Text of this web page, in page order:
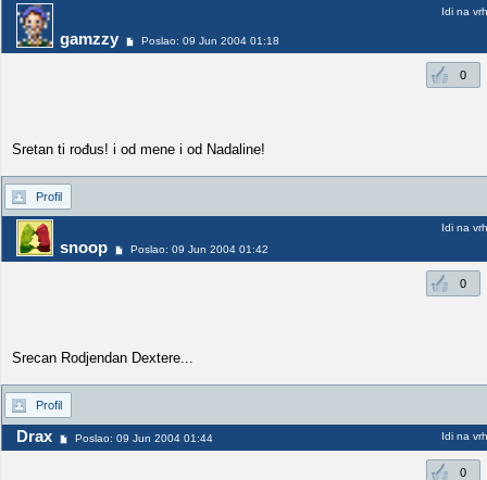
gamzzy Poslao: 09 Jun 2004 01:18
Idi na vrh
0
Sretan ti rođus! i od mene i od Nadaline!
Profil
snoop Poslao: 09 Jun 2004 01:42
Idi na vrh
0
Srecan Rodjendan Dextere...
Profil
Drax Poslao: 09 Jun 2004 01:44 Idi na vrh
0